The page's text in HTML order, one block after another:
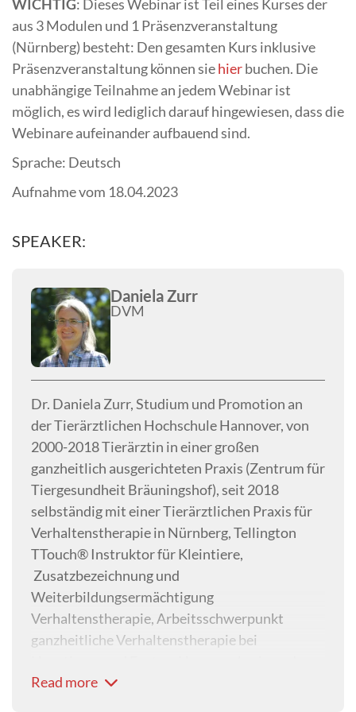
WICHTIG: Dieses Webinar ist Teil eines Kurses der
aus 3 Modulen und 1 Präsenzveranstaltung
(Nürnberg) besteht: Den gesamten Kurs inklusive
Präsenzveranstaltung können siehierbuchen. Die
unabhängige Teilnahme an jedem Webinar ist
möglich, es wird lediglich darauf hingewiesen, dass die
Webinare aufeinander aufbauend sind.
Sprache: Deutsch
Aufnahme vom 18.04.2023
SPEAKER:
Daniela Zurr
DVM
Dr. Daniela Zurr, Studium und Promotion an
der Tierärztlichen Hochschule Hannover, von
2000-2018 Tierärztin in einer großen
ganzheitlich ausgerichteten Praxis (Zentrum für
Tiergesundheit Bräuningshof), seit 2018
selbständig mit einer Tierärztlichen Praxis für
Verhaltenstherapie in Nürnberg, Tellington
TTouch® Instruktor für Kleintiere,
Zusatzbezeichnung und
Weiterbildungsermächtigung
Verhaltenstherapie, Arbeitsschwerpunkt
ganzheitliche Verhaltenstherapie bei
Autorin verschiedener Bücher und Buchkapitel,
Read more